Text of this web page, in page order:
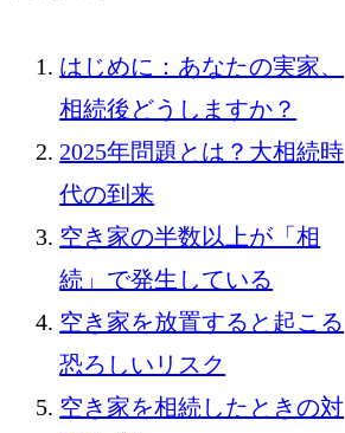
はじめに：あなたの実家、
相続後どうしますか？
2025年問題とは？大相続時
代の到来
空き家の半数以上が「相
続」で発生している
空き家を放置すると起こる
恐ろしいリスク
空き家を相続したときの対